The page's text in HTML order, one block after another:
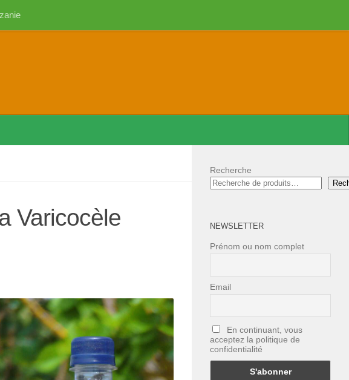
Varicocèle
Recherche
NEWSLETTER
Prénom ou nom complet
Email
En continuant, vous
acceptez la politique de
confidentialité